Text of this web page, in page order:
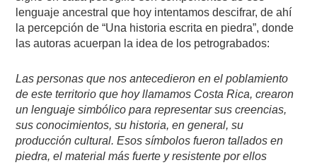
lenguaje ancestral que hoy intentamos descifrar, de ahí
la percepción de “Una historia escrita en piedra”, donde
las autoras acuerpan la idea de los petrograbados:
Las personas que nos antecedieron en el poblamiento
de este territorio que hoy llamamos Costa Rica, crearon
un lenguaje simbólico para representar sus creencias,
sus conocimientos, su historia, en general, su
producción cultural. Esos símbolos fueron tallados en
piedra, el material más fuerte y resistente por ellos